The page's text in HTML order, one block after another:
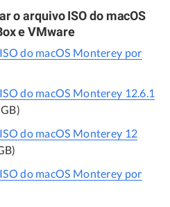
o arquivo ISO do macOS
e VMware
do macOS Monterey por
do macOS Monterey 12.6.1
do macOS Monterey 12
do macOS Monterey por